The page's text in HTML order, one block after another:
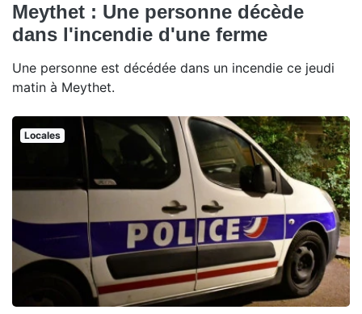
Meythet : Une personne décède
dans l'incendie d'une ferme
Une personne est décédée dans un incendie ce jeudi
matin à Meythet.
Locales